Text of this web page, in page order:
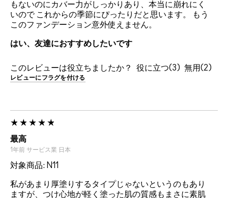
もないのにカバー力がしっかりあり、本当に崩れにく
いので これからの季節にぴったりだと思います。 もう
このファンデーション意外使えません。
はい、友達におすすめしたいです
このレビューは役立ちましたか？ 3 2
レビューにフラグを付ける
最高
1年前 サービス業 日本
対象商品: N11
私があまり厚塗りするタイプじゃないというのもあり
ますが、つけ心地が軽く塗った肌の質感もまさに素肌